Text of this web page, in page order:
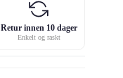
Retur innen 10 dager
Enkelt og raskt